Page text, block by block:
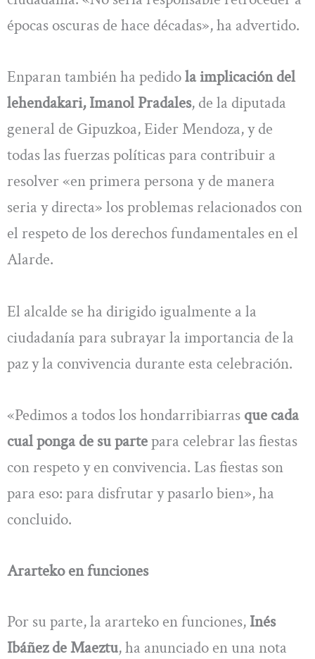
épocas oscuras de hace décadas», ha advertido.
Enparan también ha pedidola implicación del
lehendakari, Imanol Pradales, de la diputada
general de Gipuzkoa, Eider Mendoza, y de
todas las fuerzas políticas para contribuir a
resolver «en primera persona y de manera
seria y directa» los problemas relacionados con
el respeto de los derechos fundamentales en el
Alarde.
El alcalde se ha dirigido igualmente a la
ciudadanía para subrayar la importancia de la
paz y la convivencia durante esta celebración.
«Pedimos a todos los hondarribiarras que cada
cual ponga de su partepara celebrar las fiestas
con respeto y en convivencia. Las fiestas son
para eso: para disfrutar y pasarlo bien», ha
concluido.
Ararteko en funciones
Por su parte, la ararteko en funciones, Inés
Ibáñez de Maeztu, ha anunciado en una nota